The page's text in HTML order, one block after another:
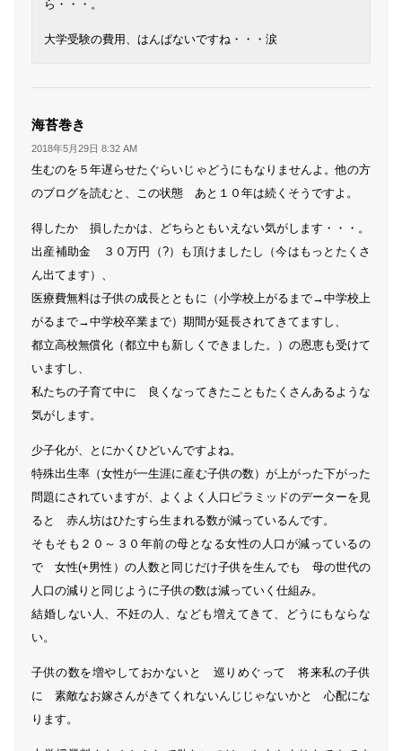
ら・・・。
大学受験の費用、はんぱないですね・・・涙
海苔巻き
り:
2018年5月29日 8:32 AM
生むのを５年遅らせたぐらいじゃどうにもなりませんよ。他の方
のブログを読むと、この状態 あと１０年は続くそうですよ。
得したか 損したかは、どちらともいえない気がします・・・。
出産補助金 ３０万円（?）も頂けましたし（今はもっとたくさ
ん出てます）、
医療費無料は子供の成長とともに（小学校上がるまで→中学校上
がるまで→中学校卒業まで）期間が延長されてきてますし、
都立高校無償化（都立中も新しくできました。）の恩恵も受けて
いますし、
私たちの子育て中に 良くなってきたこともたくさんあるような
気がします。
少子化が、とにかくひどいんですよね。
特殊出生率（女性が一生涯に産む子供の数）が上がった下がった
問題にされていますが、よくよく人口ピラミッドのデーターを見
ると 赤ん坊はひたすら生まれる数が減っているんです。
そもそも２０～３０年前の母となる女性の人口が減っているの
で 女性(+男性）の人数と同じだけ子供を生んでも 母の世代の
人口の減りと同じように子供の数は減っていく仕組み。
結婚しない人、不妊の人、なども増えてきて、どうにもならな
い。
子供の数を増やしておかないと 巡りめぐって 将来私の子供
に 素敵なお嫁さんがきてくれないんじじゃないかと 心配にな
ります。